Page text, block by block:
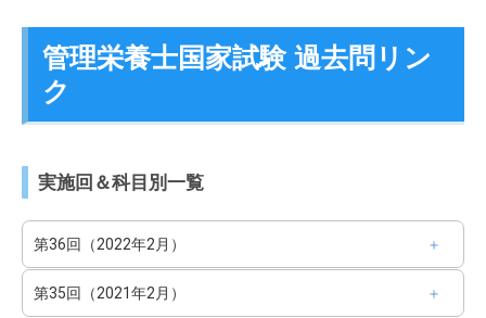
管理栄養士国家試験 過去問リン
ク
実施回＆科目別一覧
第36回（2022年2月）
第35回（2021年2月）